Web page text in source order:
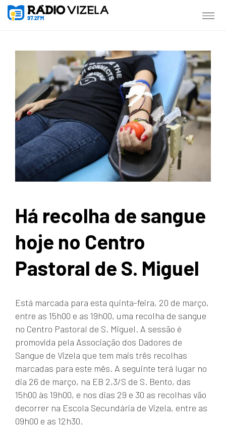
Há recolha de sangue
hoje no Centro
Pastoral de S. Miguel
Está marcada para esta quinta-feira, 20 de março,
entre as 15h00 e as 19h00, uma recolha de sangue
no Centro Pastoral de S. Miguel. A sessão é
promovida pela Associação dos Dadores de
Sangue de Vizela que tem mais três recolhas
marcadas para este mês. A seguinte terá lugar no
dia 26 de março, na EB 2,3/S de S. Bento, das
15h00 às 19h00, e nos dias 29 e 30 as recolhas vão
decorrer na Escola Secundária de Vizela, entre as
09h00 e as 12h30.